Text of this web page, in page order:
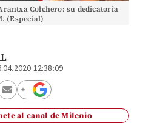
Colchero: su dedicatoria
(Especial)
12:38:09
al canal de Milenio